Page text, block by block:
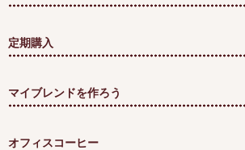
定期購入
マイブレンドを作ろう
オフィスコーヒー